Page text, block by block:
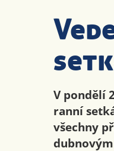
V pondělí
ranní
všechny